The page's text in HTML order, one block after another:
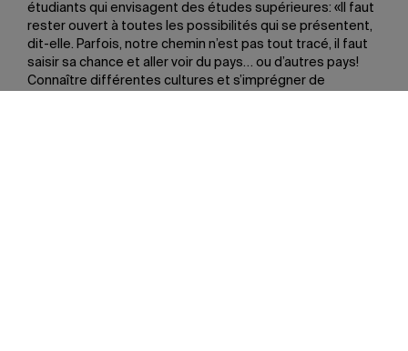
étudiants qui envisagent des études supérieures: «Il faut
rester ouvert à toutes les possibilités qui se présentent,
dit-elle. Parfois, notre chemin n’est pas tout tracé, il faut
saisir sa chance et aller voir du pays… ou d’autres pays!
Connaître différentes cultures et s’imprégner de